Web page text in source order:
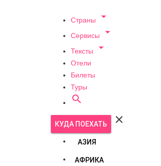
Страны 
Сервисы 
Тексты 
Отели
Билеты
Туры

КУДА ПОЕХАТЬ 
АЗИЯ
АФРИКА